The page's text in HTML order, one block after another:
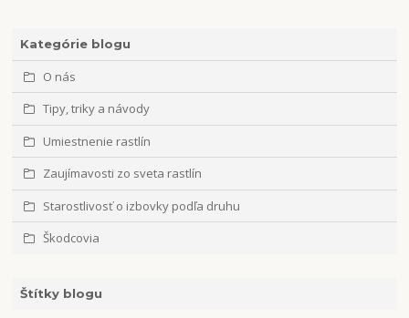
Kategórie blogu
O nás
Tipy, triky a návody
Umiestnenie rastlín
Zaujímavosti zo sveta rastlín
Starostlivosť o izbovky podľa druhu
Škodcovia
Štítky blogu